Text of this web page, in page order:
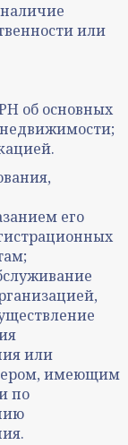
или
об основных
его
или
имеющим
по